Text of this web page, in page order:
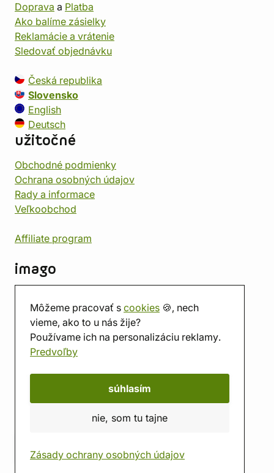
Môžeme pracovať s cookies 🍪, nech
vieme, ako to u nás žije?
Používame ich na personalizáciu reklamy.
Predvoľby
súhlasím
nie, som tu tajne
Zásady ochrany osobných údajov
Doprava a Platba
Ako balíme zásielky
Reklamácie a vrátenie
Sledovať objednávku
Česká republika
Slovensko
English
Deutsch
užitočné
Obchodné podmienky
Ochrana osobných údajov
Rady a informace
Veľkoobchod
Affiliate program
imago
Predajňa
Herňa
O nás
Hodnotenie obchodu